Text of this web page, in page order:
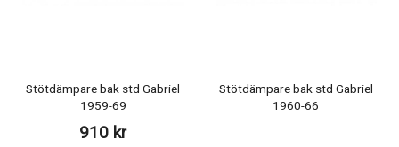
Stötdämpare bak std Gabriel
1959-69
910 kr
Stötdämpare bak std Gabriel
1960-66